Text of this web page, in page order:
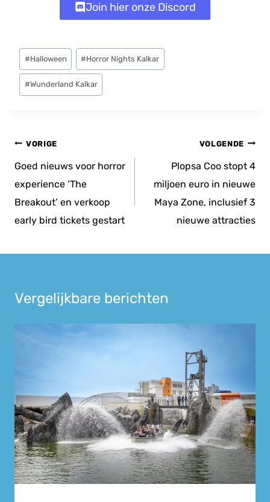
Join hier onze Discord
Bericht
tags:
#Halloween #Horror Nights Kalkar
#Wunderland Kalkar
Bericht
navigatie
VORIGE
Goed nieuws voor horror
experience ‘The
Breakout’ en verkoop
early bird tickets gestart
VOLGENDE
Plopsa Coo stopt 4
miljoen euro in nieuwe
Maya Zone, inclusief 3
nieuwe attracties
Vergelijkbare berichten